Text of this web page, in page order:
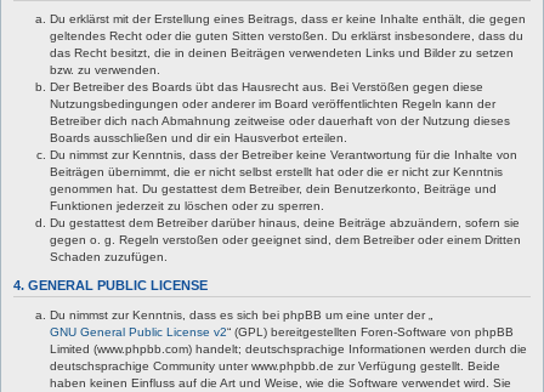
Du erklärst mit der Erstellung eines Beitrags, dass er keine Inhalte enthält, die gegen
geltendes Recht oder die guten Sitten verstoßen. Du erklärst insbesondere, dass du
das Recht besitzt, die in deinen Beiträgen verwendeten Links und Bilder zu setzen
bzw. zu verwenden.
Der Betreiber des Boards übt das Hausrecht aus. Bei Verstößen gegen diese
Nutzungsbedingungen oder anderer im Board veröffentlichten Regeln kann der
Betreiber dich nach Abmahnung zeitweise oder dauerhaft von der Nutzung dieses
Boards ausschließen und dir ein Hausverbot erteilen.
Du nimmst zur Kenntnis, dass der Betreiber keine Verantwortung für die Inhalte von
Beiträgen übernimmt, die er nicht selbst erstellt hat oder die er nicht zur Kenntnis
genommen hat. Du gestattest dem Betreiber, dein Benutzerkonto, Beiträge und
Funktionen jederzeit zu löschen oder zu sperren.
Du gestattest dem Betreiber darüber hinaus, deine Beiträge abzuändern, sofern sie
gegen o. g. Regeln verstoßen oder geeignet sind, dem Betreiber oder einem Dritten
Schaden zuzufügen.
4. GENERAL PUBLIC LICENSE
Du nimmst zur Kenntnis, dass es sich bei phpBB um eine unter der „
GNU General Public License v2“ (GPL) bereitgestellten Foren-Software von phpBB
Limited (www.phpbb.com) handelt; deutschsprachige Informationen werden durch die
deutschsprachige Community unter www.phpbb.de zur Verfügung gestellt. Beide
haben keinen Einfluss auf die Art und Weise, wie die Software verwendet wird. Sie